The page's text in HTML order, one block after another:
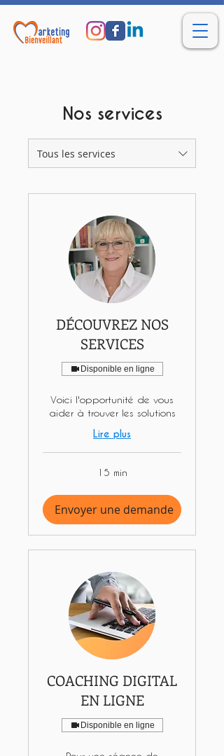
Nos services
Tous les services
DÉCOUVREZ NOS
SERVICES
Disponible en ligne
Voici l'opportunité de vous
aider à trouver les solutions
Lire plus
15 min
Envoyer une demande
COACHING DIGITAL
EN LIGNE
Disponible en ligne